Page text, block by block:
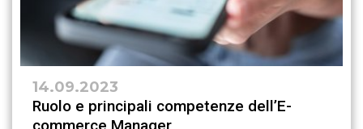
14.09.2023
Ruolo e principali competenze dell’E-
commerce Manager